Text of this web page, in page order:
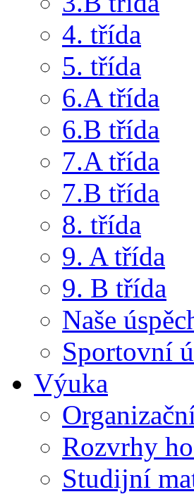
4. třída
5. třída
6.A třída
6.B třída
7.A třída
7.B třída
8. třída
9. A třída
9. B třída
Naše
Sportovní
Výuka
Rozvrhy
Studijní